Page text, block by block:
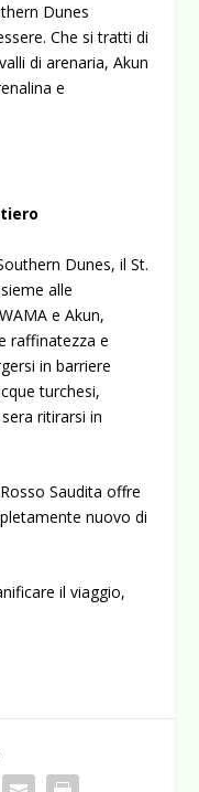
Dunes
Che si tratti di
di arenaria, Akun
e
Dunes, il St.
alle
e Akun,
raffinatezza e
in barriere
turchesi,
ritirarsi in
Saudita offre
nuovo di
il viaggio,